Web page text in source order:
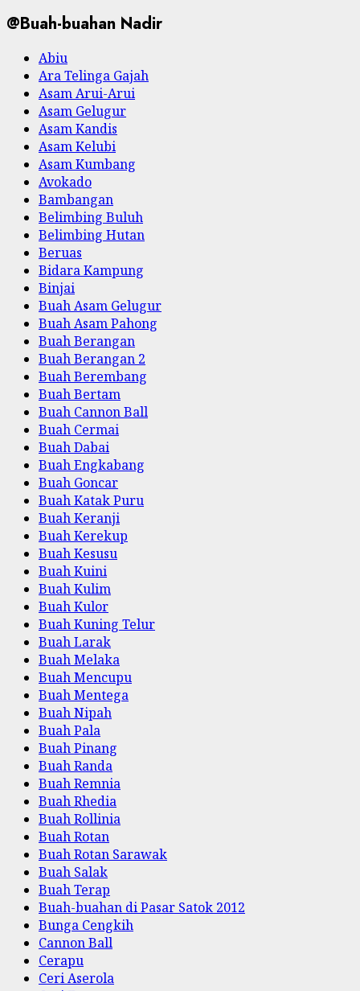
@Buah-buahan Nadir
Abiu
Ara Telinga Gajah
Asam Arui-Arui
Asam Gelugur
Asam Kandis
Asam Kelubi
Asam Kumbang
Avokado
Bambangan
Belimbing Buluh
Belimbing Hutan
Beruas
Bidara Kampung
Binjai
Buah Asam Gelugur
Buah Asam Pahong
Buah Berangan
Buah Berangan 2
Buah Berembang
Buah Bertam
Buah Cannon Ball
Buah Cermai
Buah Dabai
Buah Engkabang
Buah Goncar
Buah Katak Puru
Buah Keranji
Buah Kerekup
Buah Kesusu
Buah Kuini
Buah Kulim
Buah Kulor
Buah Kuning Telur
Buah Larak
Buah Melaka
Buah Mencupu
Buah Mentega
Buah Nipah
Buah Pala
Buah Pinang
Buah Randa
Buah Remnia
Buah Rhedia
Buah Rollinia
Buah Rotan
Buah Rotan Sarawak
Buah Salak
Buah Terap
Buah-buahan di Pasar Satok 2012
Bunga Cengkih
Cannon Ball
Cerapu
Ceri Aserola